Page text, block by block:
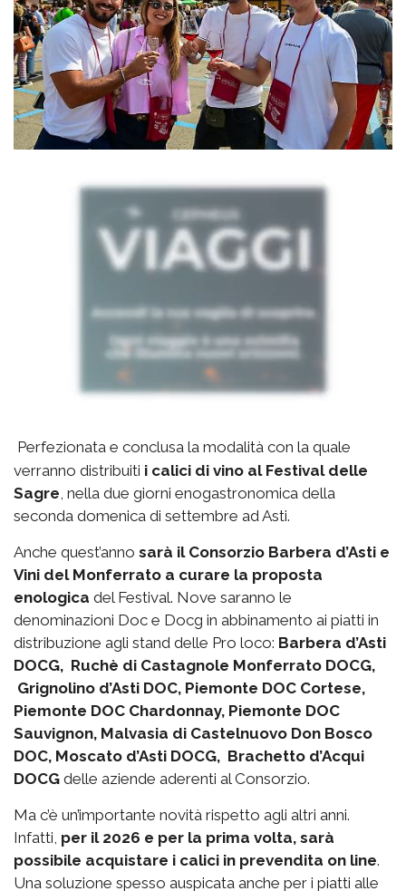
Perfezionata e conclusa la modalità con la quale
verranno distribuiti i calici di vino al Festival delle
Sagre, nella due giorni enogastronomica della
seconda domenica di settembre ad Asti.
Anche quest’anno sarà il Consorzio Barbera d’Asti e
Vini del Monferrato a curare la proposta
enologica del Festival. Nove saranno le
denominazioni Doc e Docg in abbinamento ai piatti in
distribuzione agli stand delle Pro loco: Barbera d’Asti
DOCG, Ruchè di Castagnole Monferrato DOCG,
Grignolino d’Asti DOC, Piemonte DOC Cortese,
Piemonte DOC Chardonnay, Piemonte DOC
Sauvignon, Malvasia di Castelnuovo Don Bosco
DOC, Moscato d’Asti DOCG, Brachetto d’Acqui
DOCG delle aziende aderenti al Consorzio.
Ma c’è un’importante novità rispetto agli altri anni.
Infatti, per il 2026 e per la prima volta, sarà
possibile acquistare i calici in prevendita on line.
Una soluzione spesso auspicata anche per i piatti alle